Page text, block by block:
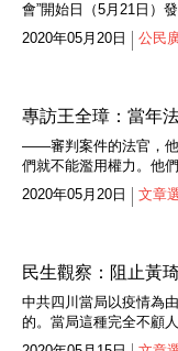
會”開始日（5月21日）
2020年05月20日
公民
專訪王全璋：當年
——審判案件的法官，他
們就不能濫用權力。他
2020年05月20日
文章
民生觀察：阻止黃
中共四川當局以疫情為
的。當局這種完全不顧